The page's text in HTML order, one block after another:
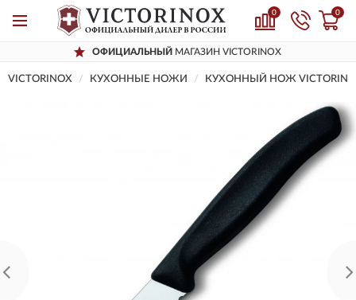
0 0
ОФИЦИАЛЬНЫЙ МАГАЗИН VICTORINOX
VICTORINOX КУХОННЫЕ НОЖИ КУХОННЫЙ НОЖ VICTORINOX